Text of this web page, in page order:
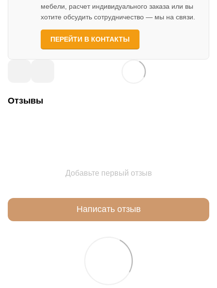
мебели, расчет индивидуального заказа или вы
хотите обсудить сотрудничество — мы на связи.
ПЕРЕЙТИ В КОНТАКТЫ
Отзывы
Добавьте первый отзыв
Написать отзыв